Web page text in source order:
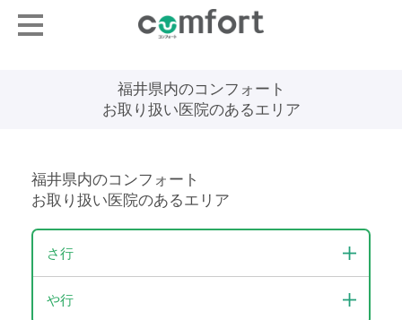
福井県内のコンフォート
お取り扱い医院のあるエリア
福井県内のコンフォート
お取り扱い医院のあるエリア
さ行
や行